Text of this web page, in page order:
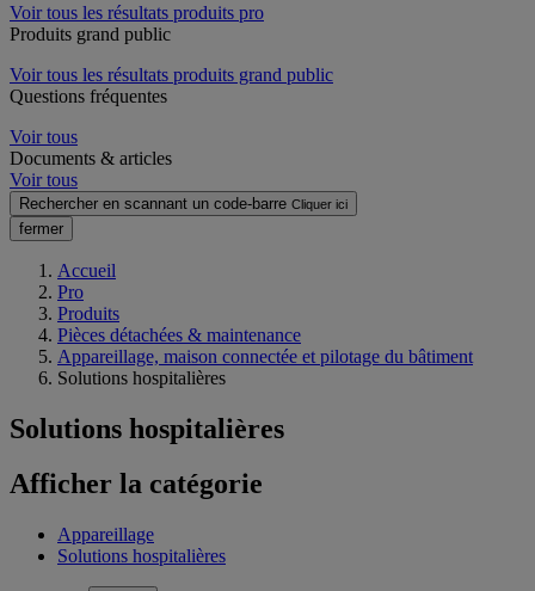
Voir tous les résultats produits pro
Produits grand public
Voir tous les résultats produits grand public
Questions fréquentes
Voir tous
Documents & articles
Voir tous
Rechercher en scannant un code-barre Cliquer ici
fermer
Accueil
Pro
Produits
Pièces détachées & maintenance
Appareillage, maison connectée et pilotage du bâtiment
Solutions hospitalières
Solutions hospitalières
Afficher la catégorie
Appareillage
Solutions hospitalières